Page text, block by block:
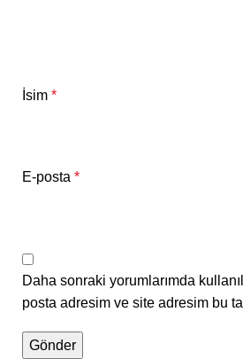
İsim *
E-posta *
Daha sonraki yorumlarımda
posta adresim ve site adresim bu